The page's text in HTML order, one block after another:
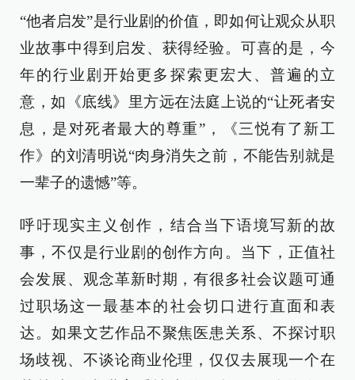
“他者启发”是行业剧的价值，即如何让观众从职
业故事中得到启发、获得经验。可喜的是，今
年的行业剧开始更多探索更宏大、普遍的立
意，如《底线》里方远在法庭上说的“让死者安
息，是对死者最大的尊重”，《三悦有了新工
作》的刘清明说“肉身消失之前，不能告别就是
一辈子的遗憾”等。
呼吁现实主义创作，结合当下语境写新的故
事，不仅是行业剧的创作方向。当下，正值社
会发展、观念革新时期，有很多社会议题可通
过职场这一最基本的社会切口进行直面和表
达。如果文艺作品不聚焦医患关系、不探讨职
场歧视、不谈论商业伦理，仅仅去展现一个在